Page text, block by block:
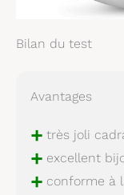
Bilan du test
Avantages
+très joli
+excellent
+conforme à